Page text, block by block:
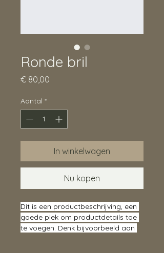
Ronde bril
€ 80,00
Aantal *
In winkelwagen
Nu kopen
Dit is een productbeschrijving, een
goede plek om productdetails toe
te voegen. Denk bijvoorbeeld aan